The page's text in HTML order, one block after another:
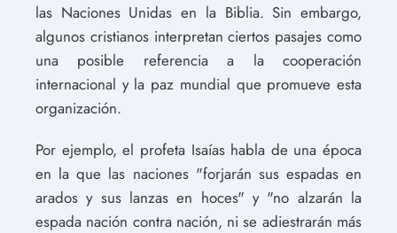
las Naciones Unidas en la Biblia. Sin embargo,
algunos cristianos interpretan ciertos pasajes como
una posible referencia a la cooperación
internacional y la paz mundial que promueve esta
organización.
Por ejemplo, el profeta Isaías habla de una época
en la que las naciones "forjarán sus espadas en
arados y sus lanzas en hoces" y "no alzarán la
espada nación contra nación, ni se adiestrarán más